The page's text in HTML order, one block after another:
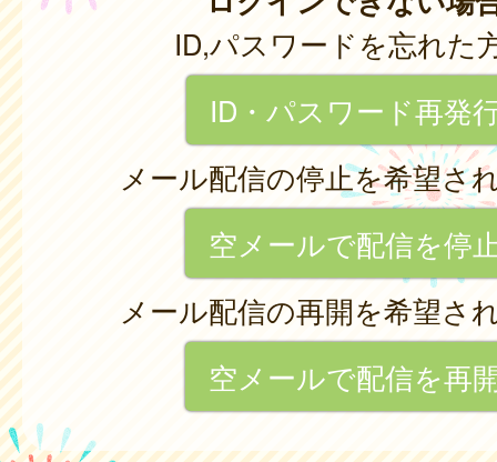
ID,パスワードを忘れた
ID・パスワード再発
メール配信の停止を希望さ
空メールで配信を停
メール配信の再開を希望さ
空メールで配信を再